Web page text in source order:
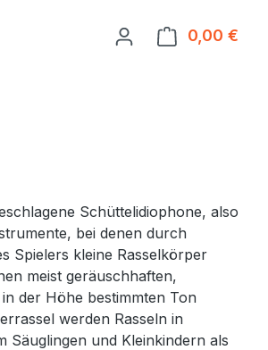
0,00 €
das Dropdown der Kategorie
Schüttelidiophone, also
bei denen durch
Spielers kleine Rasselkörper
meist geräuschhaften,
der Höhe bestimmten Ton
werden Rasseln in
Säuglingen und Kleinkindern als